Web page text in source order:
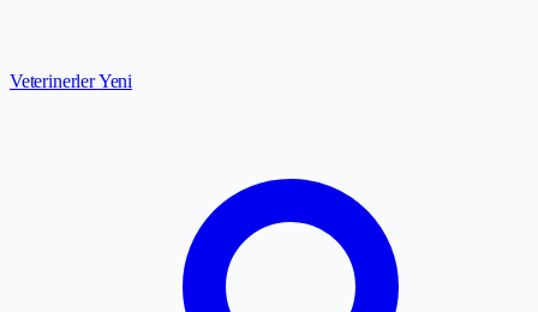
VeterinerlerYeni